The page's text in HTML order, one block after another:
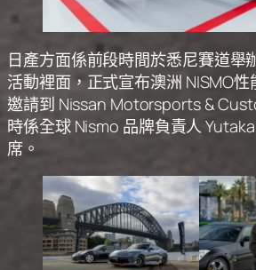
日產方面係前段時間於悉尼賽道舉
活動裡面，正式宣布澳洲 NISMO
邀請到 Nissan Motorsports &
時係全球 Nismo 品牌負責人
席。